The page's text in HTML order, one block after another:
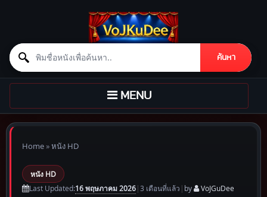
Search for:
ค้นหา
Skip to content
TOGGLE
NAVIGATION
MENU
Home»หนัง HD
หนัง HD
Last Updated:16 พฤษภาคม 2026|3 เดือนที่แล้ว | by VoJGuDee